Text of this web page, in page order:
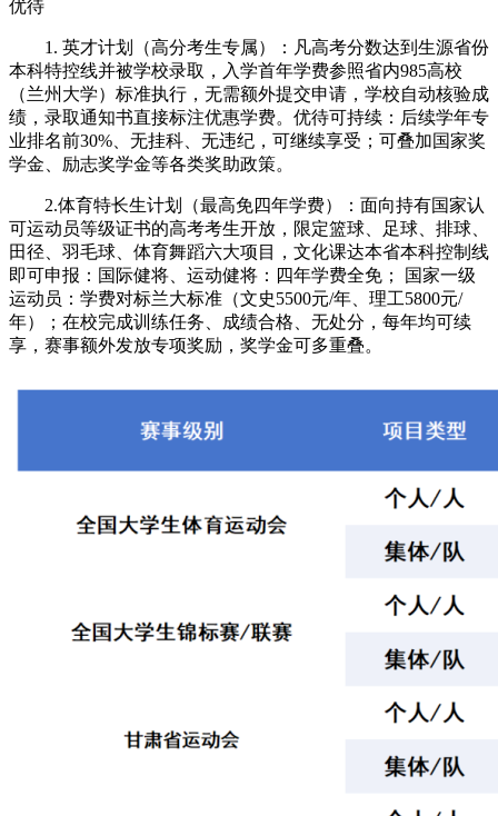
优待
1. 英才计划（高分考生专属）：凡高考分数达到生源省份
本科特控线并被学校录取，入学首年学费参照省内985高校
（兰州大学）标准执行，无需额外提交申请，学校自动核验成
绩，录取通知书直接标注优惠学费。优待可持续：后续学年专
业排名前30%、无挂科、无违纪，可继续享受；可叠加国家奖
学金、励志奖学金等各类奖助政策。
2.体育特长生计划（最高免四年学费）：面向持有国家认
可运动员等级证书的高考考生开放，限定篮球、足球、排球、
田径、羽毛球、体育舞蹈六大项目，文化课达本省本科控制线
即可申报：国际健将、运动健将：四年学费全免； 国家一级
运动员：学费对标兰大标准（文史5500元/年、理工5800元/
年）；在校完成训练任务、成绩合格、无处分，每年均可续
享，赛事额外发放专项奖励，奖学金可多重叠。